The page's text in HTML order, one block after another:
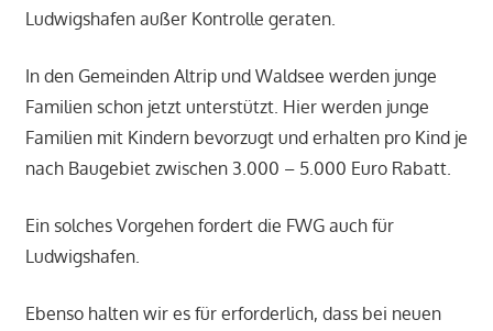
Ludwigshafen außer Kontrolle geraten.
In den Gemeinden Altrip und Waldsee werden junge
Familien schon jetzt unterstützt. Hier werden junge
Familien mit Kindern bevorzugt und erhalten pro Kind je
nach Baugebiet zwischen 3.000 – 5.000 Euro Rabatt.
Ein solches Vorgehen fordert die FWG auch für
Ludwigshafen.
Ebenso halten wir es für erforderlich, dass bei neuen